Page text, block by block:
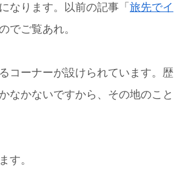
なります。以前の記事「 旅先でイ
でご覧あれ。
コーナーが設けられています。歴
なかないですから、その地のこと
す。